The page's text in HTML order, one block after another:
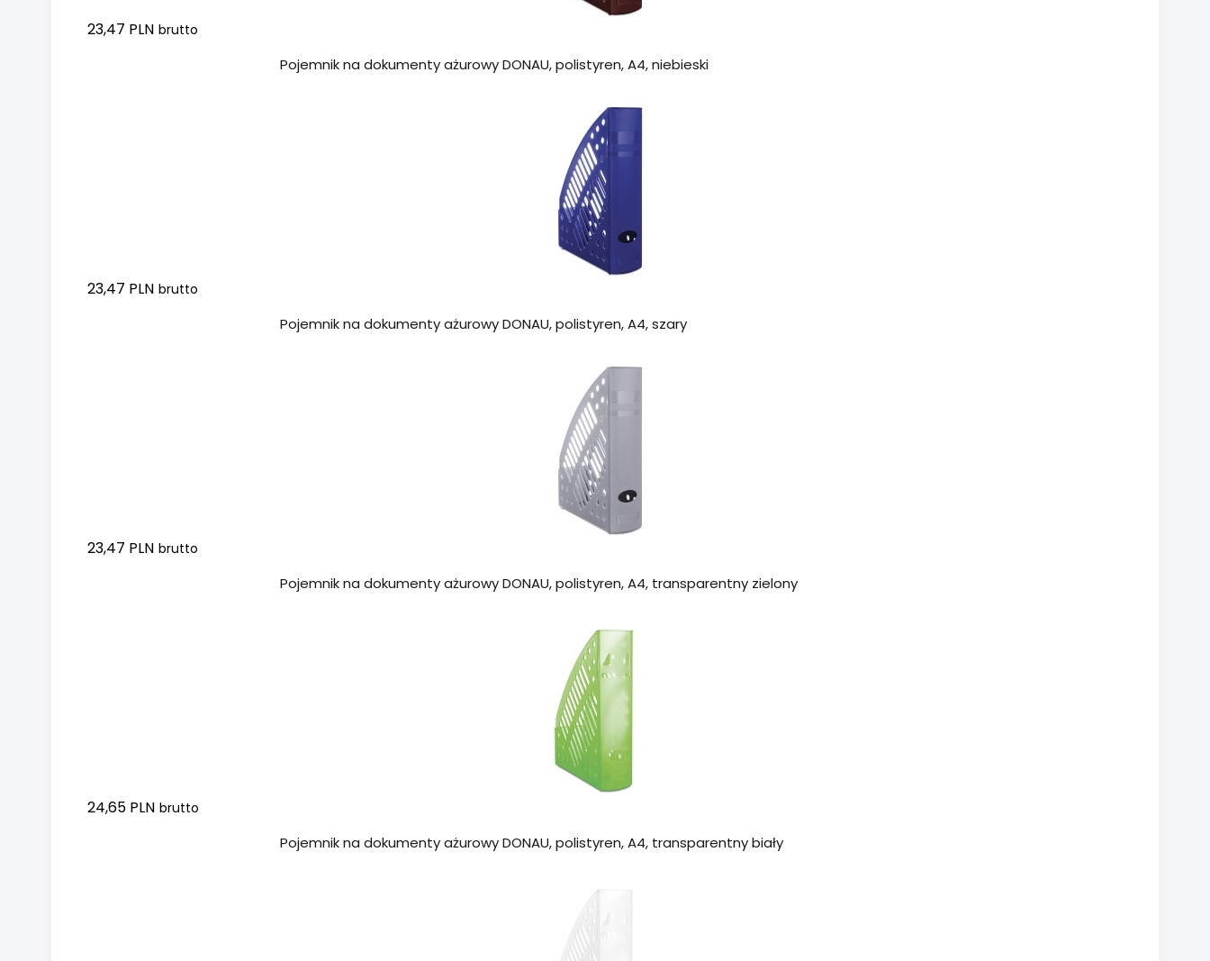
23,47 PLN brutto
Pojemnik na dokumenty ażurowy DONAU, polistyren, A4, niebieski
23,47 PLN brutto
Pojemnik na dokumenty ażurowy DONAU, polistyren, A4, szary
23,47 PLN brutto
Pojemnik na dokumenty ażurowy DONAU, polistyren, A4, transparentny zielony
24,65 PLN brutto
Pojemnik na dokumenty ażurowy DONAU, polistyren, A4, transparentny biały